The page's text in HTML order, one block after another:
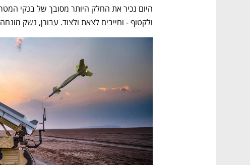
ולקטוף - וחייבים לצאת ולצוד. עבורן, נשק מונחה GPS פשוט לא רלוונטי, ועוד רגע תראו מה כן.